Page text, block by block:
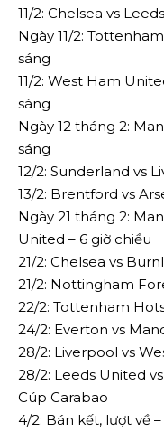
11/2: Chelsea vs
Ngày 11/2:
sáng
11/2: West Ham
sáng
Ngày 12 tháng 2:
sáng
12/2: Sunderland vs
13/2: Brentford vs
Ngày 21 tháng 2:
United – 6 giờ chiều
21/2: Chelsea vs
21/2: Nottingham
22/2: Tottenham
24/2: Everton vs
28/2: Liverpool vs
28/2: Leeds United
Cúp Carabao
4/2: Bán kết, lượt về